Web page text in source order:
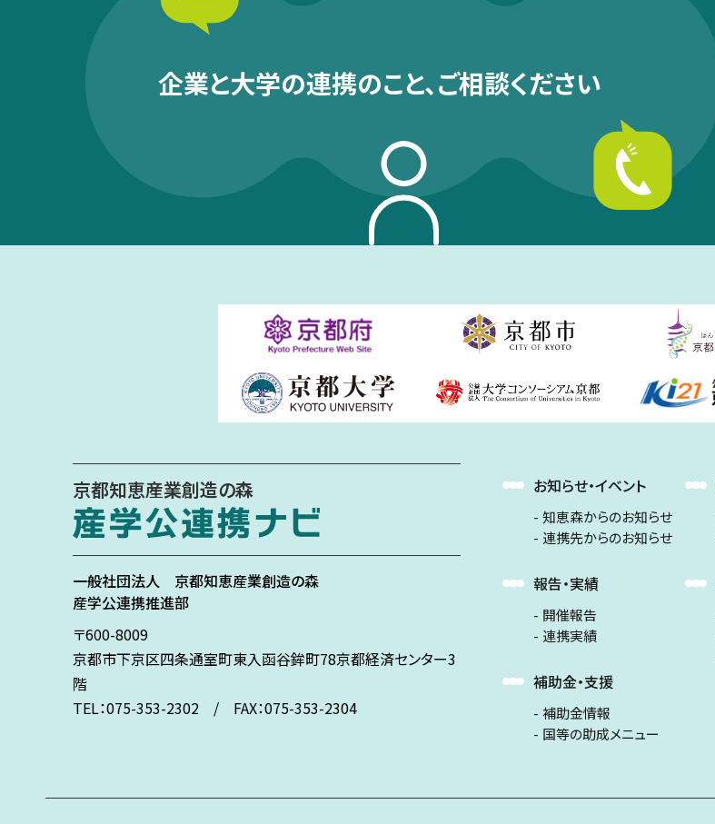
企業と大学の連携のこと、ご相談ください
京都知恵産業創造の森
一般社団法人 京都知恵産業創造の森
産学公連携推進部
〒600-8009
京都市下京区四条通室町東入函谷鉾町78京都経済センター3
階
TEL：075-353-2302 / FAX：075-353-2304
お知らせ・イベント
知恵森からのお知らせ
連携先からのお知らせ
報告・実績
開催報告
連携実績
補助金・支援
補助金情報
国等の助成メニュー